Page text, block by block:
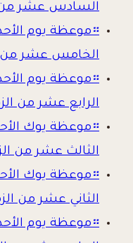
السادس عشر من
።
الخامس عشر من
።
الرابع عشر من
።
الثالث عشر من
።
الثاني عشر من
።